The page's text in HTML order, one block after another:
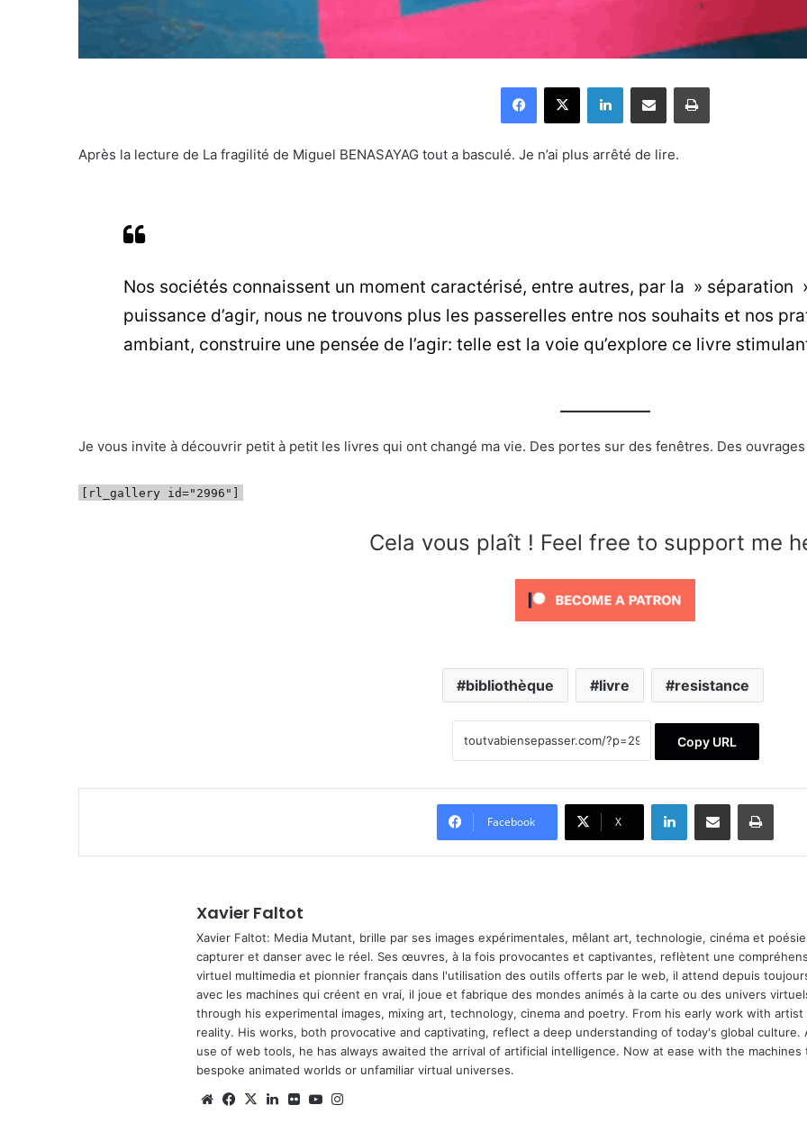
Facebook
X LinkedinPartager par email Imprimer
Après la lecture de La fragilité de Miguel BENASAYAG tout a basculé. Je n’ai plus arrêté de lire.
Nos sociétés connaissent un moment caractérisé, entre autres, par la » séparation
puissance d’agir, nous ne trouvons plus les passerelles entre nos souhaits et nos
ambiant, construire une pensée de l’agir: telle est la voie qu’explore ce livre
Je vous invite à découvrir petit à petit les livres qui ont changé ma vie. Des portes sur des fenêtres. Des
[rl_gallery id="2996"]
Cela vous plaît ! Feel free to support me
bibliothèque livre resistance
Copy URL
Facebook X
LinkedinPartager par email
Xavier Faltot
Xavier Faltot: Media Mutant, brille par ses images expérimentales, mêlant art, technologie, cinéma et
capturer et danser avec le réel. Ses œuvres, à la fois provocantes et captivantes, reflètent une
virtuel multimedia et pionnier français dans l'utilisation des outils offerts par le web, il attend depuis
avec les machines qui créent en vrai, il joue et fabrique des mondes animés à la carte ou des univers
through his experimental images, mixing art, technology, cinema and poetry. From his early work with
reality. His works, both provocative and captivating, reflect a deep understanding of today's global culture.
use of web tools, he has always awaited the arrival of artificial intelligence. Now at ease with the
bespoke animated worlds or unfamiliar virtual universes.
WebsiteFacebook
X Linkedin
FlickrYouTube